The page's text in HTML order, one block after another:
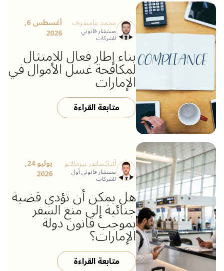
محمد ماميدوف
مستشار قانوني
للشركات
أغسطس 6,
2026
بناء إطار فعال للامتثال
لمكافحة غسل الأموال في
الإمارات
متابعة القراءة
ألياكساندر ييرمالايو
مستشار قانوني أول
للشركات
يوليو 24,
2026
هل يمكن أن تؤدي قضية
جنائية إلى منع السفر
بموجب قانون دولة
الإمارات؟
متابعة القراءة